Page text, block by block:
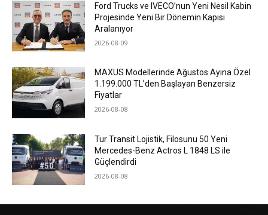
Ford Trucks ve IVECO’nun Yeni Nesil Kabin
Projesinde Yeni Bir Dönemin Kapısı
Aralanıyor
2026-08-09
MAXUS Modellerinde Ağustos Ayına Özel
1.199.000 TL’den Başlayan Benzersiz
Fiyatlar
2026-08-08
Tur Transit Lojistik, Filosunu 50 Yeni
Mercedes-Benz Actros L 1848 LS ile
Güçlendirdi
2026-08-08